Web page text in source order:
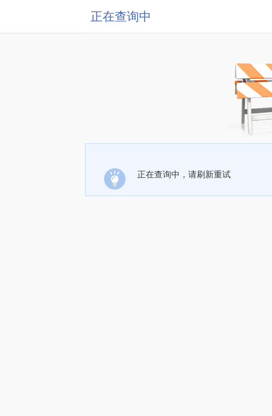
正在查询中
正在查询中，请刷新重试